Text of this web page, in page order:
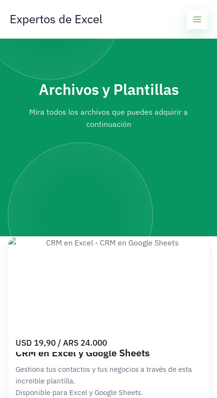
Expertos de Excel
Archivos y Plantillas
Mira todos los archivos que puedes adquirir a
continuación
USD 19,90 / ARS 24.000
CRM en Excel y Google Sheets
Gestiona tus contactos y tus negocios a través de esta
increible plantilla.
Disponible para Excel y Google Sheets.